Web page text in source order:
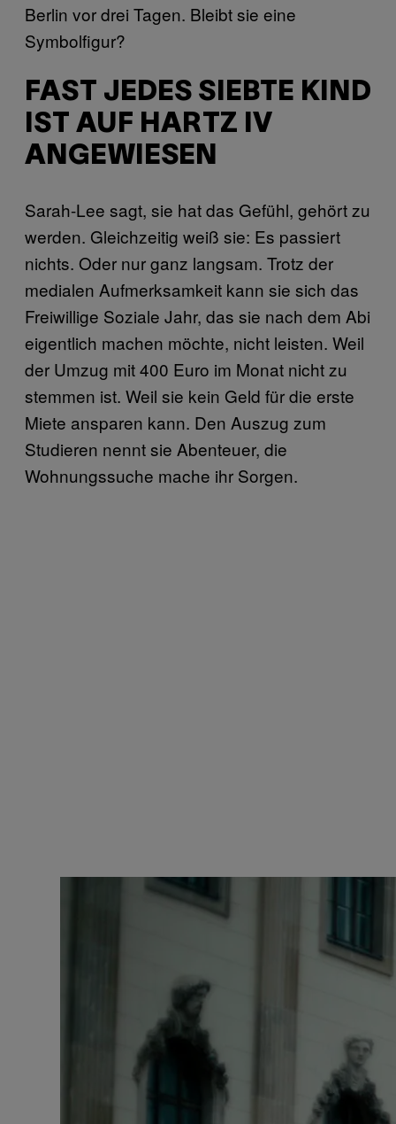
Berlin vor drei Tagen. Bleibt sie eine
Symbolfigur?
FAST JEDES SIEBTE KIND
IST AUF HARTZ IV
ANGEWIESEN
Sarah-Lee sagt, sie hat das Gefühl, gehört zu
werden. Gleichzeitig weiß sie: Es passiert
nichts. Oder nur ganz langsam. Trotz der
medialen Aufmerksamkeit kann sie sich das
Freiwillige Soziale Jahr, das sie nach dem Abi
eigentlich machen möchte, nicht leisten. Weil
der Umzug mit 400 Euro im Monat nicht zu
stemmen ist. Weil sie kein Geld für die erste
Miete ansparen kann. Den Auszug zum
Studieren nennt sie Abenteuer, die
Wohnungssuche mache ihr Sorgen.